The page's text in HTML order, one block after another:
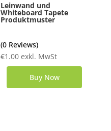
Leinwand und
Whiteboard Tapete
Produktmuster
(0 Reviews)
€1.00 exkl. MwSt
Buy Now